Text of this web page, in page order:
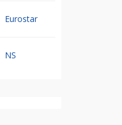
Eurostar
NS